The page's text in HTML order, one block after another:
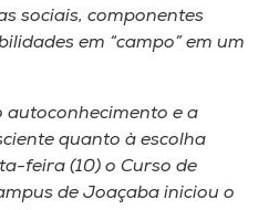
sociais, componentes
em “campo” em um
e a
quanto à escolha
feira (10) o Curso de
de Joaçaba iniciou o